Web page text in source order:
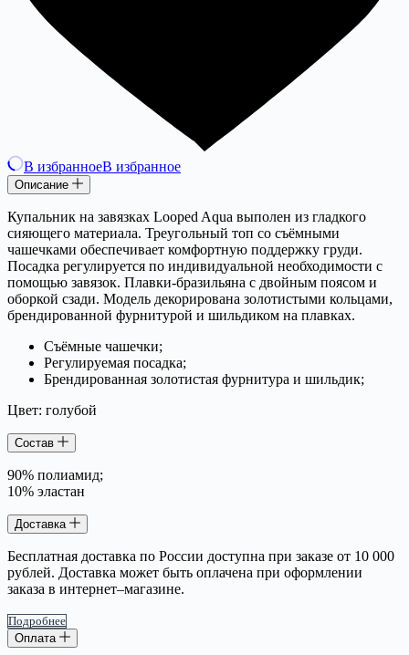
В избранноеВ избранное
Описание
Купальник на завязках Looped Aqua выполен из гладкого
сияющего материала. Треугольный топ со съёмными
чашечками обеспечивает комфортную поддержку груди.
Посадка регулируется по индивидуальной необходимости с
помощью завязок. Плавки-бразильяна с двойным поясом и
оборкой сзади. Модель декорирована золотистыми кольцами,
брендированной фурнитурой и шильдиком на плавках.
Съёмные чашечки;
Регулируемая посадка;
Брендированная золотистая фурнитура и шильдик;
Цвет: голубой
Состав
90% полиамид;
10% эластан
Доставка
Бесплатная доставка по России доступна при заказе от 10 000
рублей. Доставка может быть оплачена при оформлении
заказа в интернет–магазине.
Подробнее
Оплата